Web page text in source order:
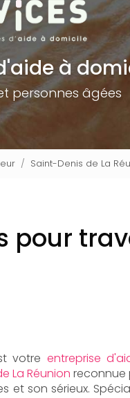
à
personnes âgées
Saint-Denis de La
pour
votre entreprise
La Réunion reconnue
et son sérieux.